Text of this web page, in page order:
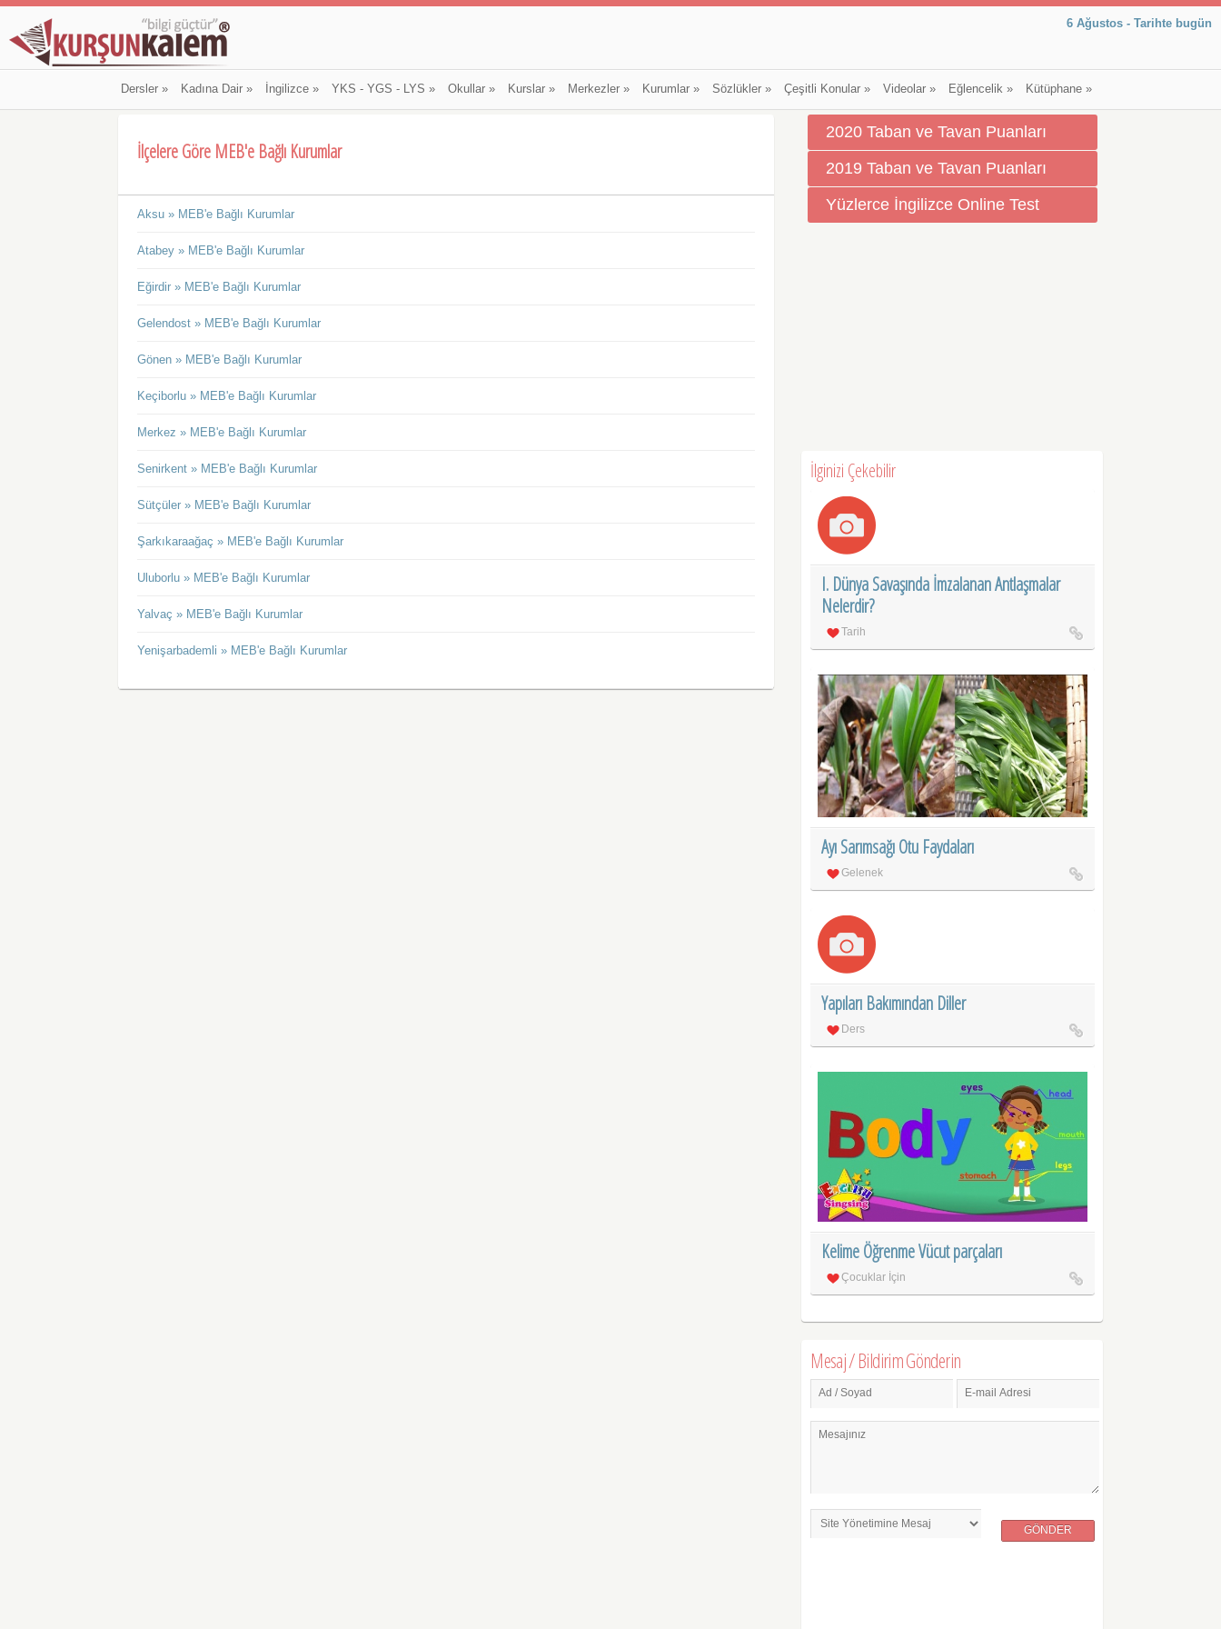
6 Ağustos - Tarihte bugün
Dersler» Kadına Dair» İngilizce» YKS - YGS - LYS » Okullar» Kurslar» Merkezler» Kurumlar» Sözlükler» Çeşitli Konular» Videolar» Eğlencelik» Kütüphane»
İlçelere Göre MEB'e Bağlı Kurumlar
Aksu » MEB'e Bağlı Kurumlar
Atabey » MEB'e Bağlı Kurumlar
Eğirdir » MEB'e Bağlı Kurumlar
Gelendost » MEB'e Bağlı Kurumlar
Gönen » MEB'e Bağlı Kurumlar
Keçiborlu » MEB'e Bağlı Kurumlar
Merkez » MEB'e Bağlı Kurumlar
Senirkent » MEB'e Bağlı Kurumlar
Sütçüler » MEB'e Bağlı Kurumlar
Şarkıkaraağaç » MEB'e Bağlı Kurumlar
Uluborlu » MEB'e Bağlı Kurumlar
Yalvaç » MEB'e Bağlı Kurumlar
Yenişarbademli » MEB'e Bağlı Kurumlar
2020 Taban ve Tavan Puanları
2019 Taban ve Tavan Puanları
Yüzlerce İngilizce Online Test
İlginizi Çekebilir
I. Dünya Savaşında İmzalanan Antlaşmalar
Nelerdir?
Tarih
Ayı Sarımsağı Otu Faydaları
Gelenek
Yapıları Bakımından Diller
Ders
Kelime Öğrenme Vücut parçaları
Çocuklar İçin
Mesaj / Bildirim Gönderin
Ad / Soyad E-mail Adresi
Mesajınız
GÖNDER